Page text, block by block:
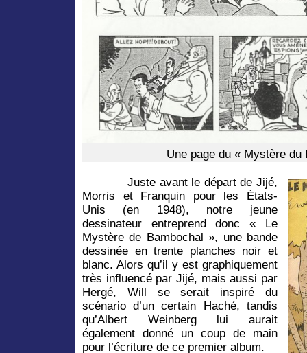
Une page du « Mystère du
Juste avant le départ de Jijé,
Morris et Franquin pour les États-
Unis (en 1948), notre jeune
dessinateur entreprend donc « Le
Mystère de Bambochal », une bande
dessinée en trente planches noir et
blanc. Alors qu’il y est graphiquement
très influencé par Jijé, mais aussi par
Hergé, Will se serait inspiré du
scénario d’un certain Haché, tandis
qu’Albert Weinberg lui aurait
également donné un coup de main
pour l’écriture de ce premier album.